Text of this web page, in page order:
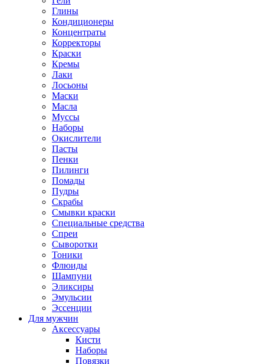
Глины
Кондиционеры
Концентраты
Корректоры
Краски
Кремы
Лаки
Лосьоны
Маски
Масла
Муссы
Наборы
Окислители
Пасты
Пенки
Пилинги
Помады
Пудры
Скрабы
Смывки краски
Специальные средства
Спреи
Сыворотки
Тоники
Флюиды
Шампуни
Эликсиры
Эмульсии
Эссенции
Для мужчин
Аксессуары
Кисти
Наборы
Повязки